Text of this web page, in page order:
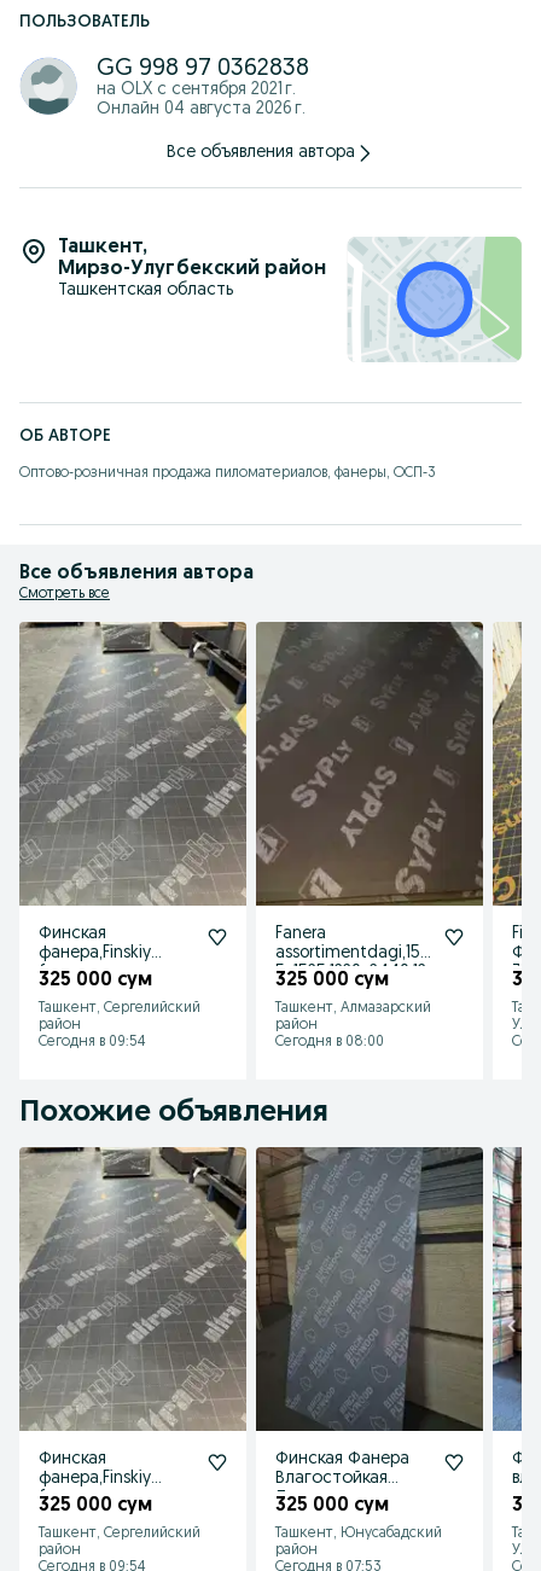
ПОЛЬЗОВАТЕЛЬ
GG 998 97 0362838
на OLX с сентября 2021 г.
Онлайн 04 августа 2026 г.
Все объявления автора
Ташкент,
Мирзо-Улугбекский район
Ташкентская область
ОБ АВТОРЕ
Оптово-розничная продажа пиломатериалов, фанеры, ОСП-3
Все объявления автора
Смотреть все
Финская
фанера,Finskiy
faner,
1220х2440мм,1525х1
525
325 000 сум
Ташкент, Сергелийский
район
Сегодня в 09:54
Fanera
assortimentdagi,152
5х1525,1220х2440,12
325 000 сум
Ташкент, Алмазарский
район
Сегодня в 08:00
Fin
Похожие объявления
Финская
фанера,Finskiy
faner,
1220х2440мм,1525х1
525
325 000 сум
Ташкент, Сергелийский
район
Сегодня в 09:54
Финская Фанера
Влагостойкая
Ламинированная
ОСП Тайрот
Стойки дамкрат
325 000 сум
Ташкент, Юнусабадский
район
Сегодня в 07:53
y